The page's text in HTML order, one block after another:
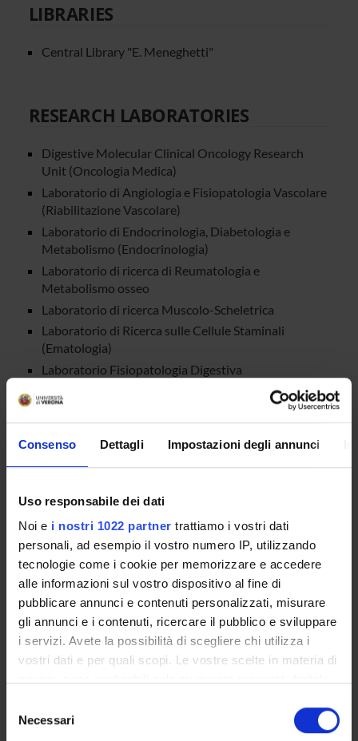
Consenso Dettagli Impostazioni degli annunci
Uso responsabile dei dati
Noi e i nostri 1022 partner trattiamo i vostri dati
personali, ad esempio il vostro numero IP, utilizzando
tecnologie come i cookie per memorizzare e accedere
alle informazioni sul vostro dispositivo al fine di
pubblicare annunci e contenuti personalizzati, misurare
gli annunci e i contenuti, ricercare il pubblico e sviluppare
i servizi. Avete la possibilità di scegliere chi utilizza i
vostri dati e per quali scopi. Le vostre scelte in materia di
modificare o revocare il proprio consenso in qualsiasi
momento dalla Dichiarazione sui cookie o facendo clic
delNecessari
LIBRARIES
Central Library "E. Meneghetti"
RESEARCH LABORATORIES
Digestive Molecular Clinical Oncology Research
Unit (Oncologia Medica)
Laboratorio di Angiologia e Fisiopatologia Vascolare
(Riabilitazione Vascolare)
Laboratorio di Endocrinologia, Diabetologia e
Metabolismo (Endocrinologia)
Laboratorio di ricerca di Reumatologia e
Metabolismo osseo
Laboratorio di ricerca Muscolo-Scheletrica
Laboratorio di Ricerca sulle Cellule Staminali
(Ematologia)
Laboratorio Fisiopatologia Digestiva
Laboratorio Vascolare (Medicina interna C)
CENTRI
Lurm - Laboratorio Universitario di Ricerca Medica
GOVERNANCE